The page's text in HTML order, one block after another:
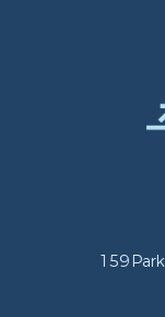
159